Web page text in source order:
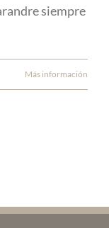
siempre
Más información